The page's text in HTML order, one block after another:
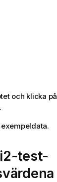
och klicka på
test-